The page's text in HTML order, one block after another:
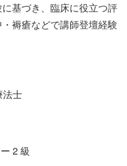
基づき、臨床に役立つ評
褥瘡などで講師登壇経験
法士
2 級